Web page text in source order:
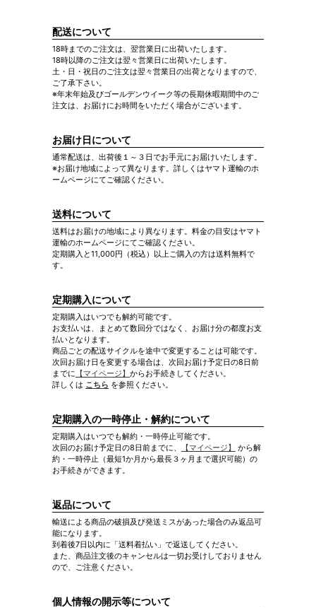
配送について
18時までのご注文は、翌営業日に出荷いたします。
18時以降のご注文は翌々営業日に出荷いたします。
土・日・祝日のご注文は翌々営業日の出荷となりますので、
ご了承下さい。
※年末年始及びゴールデンウイーク等の長期休暇期間中のご
注文は、お届けにお時間をいただく場合がございます。
お届け日について
通常配送は、出荷後１～３日でお手元にお届けいたします。
※お届け地域によって異なります。詳しくはヤマト運輸のホ
ームページにてご確認ください。
送料について
送料はお届けの地域により異なります。料金の目安はヤマト
運輸のホームページにてご確認ください。
定期購入と11,000円（税込）以上ご購入の方は送料無料で
す。
定期購入について
定期購入はいつでも解約可能です。
お支払いは、まとめて数回分ではなく、お届け分の都度お支
払いとなります。
商品ごとの配送サイクルを途中で変更することは可能です。
次回お届け日を変更する場合は、次回お届け予定日の8日前
までに 【マイページ】 からお手続きしてください。
詳しくは こちら を参照ください。
定期購入の一時停止・解約について
定期購入はいつでも解約・一時停止可能です。
次回のお届け予定日の8日前までに、
【マイページ】
から解
約・一時停止（最短1か月から最長３ヶ月まで選択可能）の
お手続きができます。
返品について
輸送による商品の破損及び発送ミスがあった場合のみ返品可
能になります。
到着後7日以内に「送料着払い」で返送してください。
また、商品注文後のキャンセルは一切お受けしておりません
ので、ご注意ください。
個人情報の開示等について